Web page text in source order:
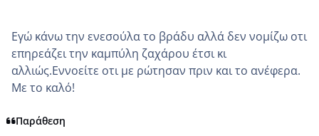
Εγώ κάνω την ενεσούλα το βράδυ αλλά δεν νομίζω οτι
επηρεάζει την καμπύλη ζαχάρου έτσι κι
αλλιώς.Εννοείτε οτι με ρώτησαν πριν και το ανέφερα.
Με το καλό!
Παράθεση